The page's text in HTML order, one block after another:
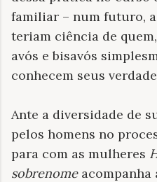
familiar – num futuro,
teriam ciência de
avós e bisavós
conhecem seus
Ante a diversidade de
pelos homens no
para com as mulheres
sobrenome acompanha